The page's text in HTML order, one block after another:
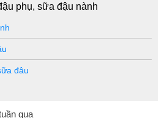
phụ, sữa đậu nành
đậu
bán chạy
qua